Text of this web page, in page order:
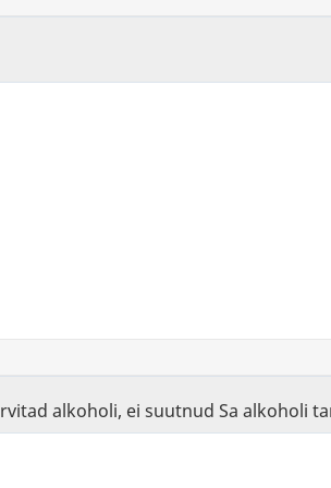
alkoholi, ei suutnud Sa alkoholi